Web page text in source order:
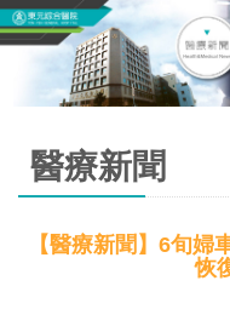
醫療新聞
【醫療新聞】6旬婦
恢